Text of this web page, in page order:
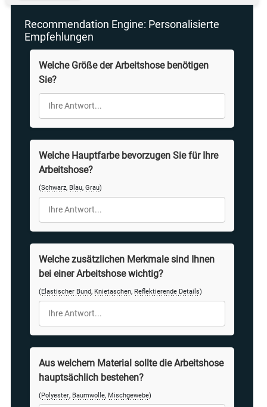
Recommendation Engine: Personalisierte
Empfehlungen
Welche Größe der Arbeitshose benötigen
Sie?
Welche Hauptfarbe bevorzugen Sie für Ihre
Arbeitshose?
(Schwarz, Blau,Grau)
Welche zusätzlichen Merkmale sind Ihnen
bei einer Arbeitshose wichtig?
( Elastischer Bund, Knietaschen, Reflektierende Details)
Aus welchem Material sollte die Arbeitshose
hauptsächlich bestehen?
(Polyester, Baumwolle, Mischgewebe)